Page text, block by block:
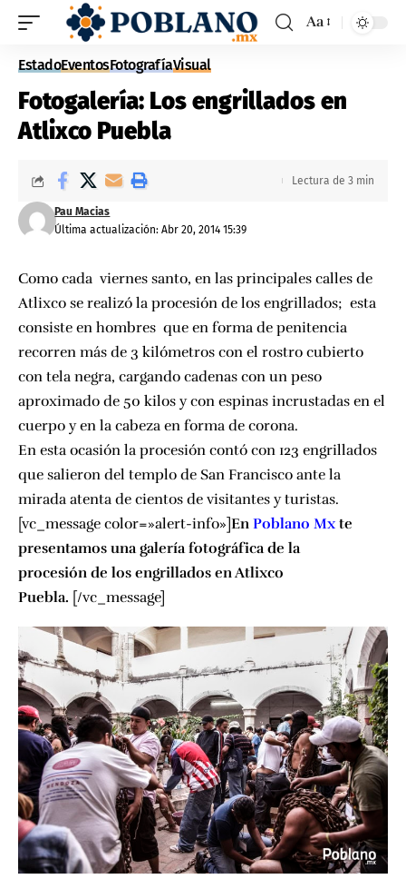
Aa
EstadoEventosFotografíaVisual
Fotogalería: Los engrillados en
Atlixco Puebla
Última actualización: Abr 20, 2014 15:39
Pau Macias
Lectura de 3 min
Como cada viernes santo, en las principales calles de
Atlixco se realizó la procesión de los engrillados; esta
consiste en hombres que en forma de penitencia
recorren más de 3 kilómetros con el rostro cubierto
con tela negra, cargando cadenas con un peso
aproximado de 50 kilos y con espinas incrustadas en el
cuerpo y en la cabeza en forma de corona.
En esta ocasión la procesión contó con 123 engrillados
que salieron del templo de San Francisco ante la
mirada atenta de cientos de visitantes y turistas.
[vc_message color=»alert-info»]En Poblano Mx te
presentamos una galería fotográfica de la
procesión de los engrillados en Atlixco
Puebla. [/vc_message]